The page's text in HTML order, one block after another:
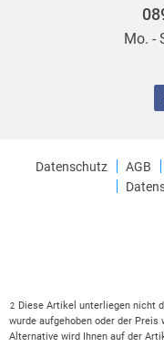
Mo. -
Datenschutz AGB
2 Diese Artikel unterliegen nicht
wurde aufgehoben oder der
Alternative wird Ihnen auf der